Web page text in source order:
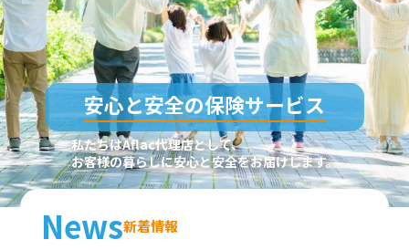
安心と安全の保険サービス
私たちはAflac代理店として、
お客様の暮らしに安心と安全をお届けします。
News新着情報